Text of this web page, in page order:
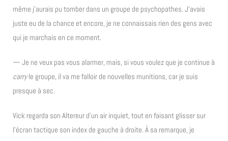
même j’aurais pu tomber dans un groupe de psychopathes. J’avais
juste eu de la chance et encore, je ne connaissais rien des gens avec
qui je marchais en ce moment.
— Je ne veux pas vous alarmer, mais, si vous voulez que je continue à
carryle groupe, il va me falloir de nouvelles munitions, car je suis
presque à sec.
Vick regarda son Altereur d’un air inquiet, tout en faisant glisser sur
l’écran tactique son index de gauche à droite. À sa remarque, je